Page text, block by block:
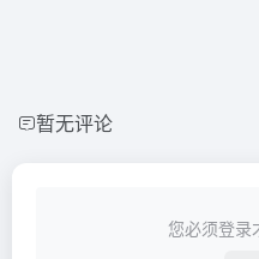
暂无评论
您必须登录